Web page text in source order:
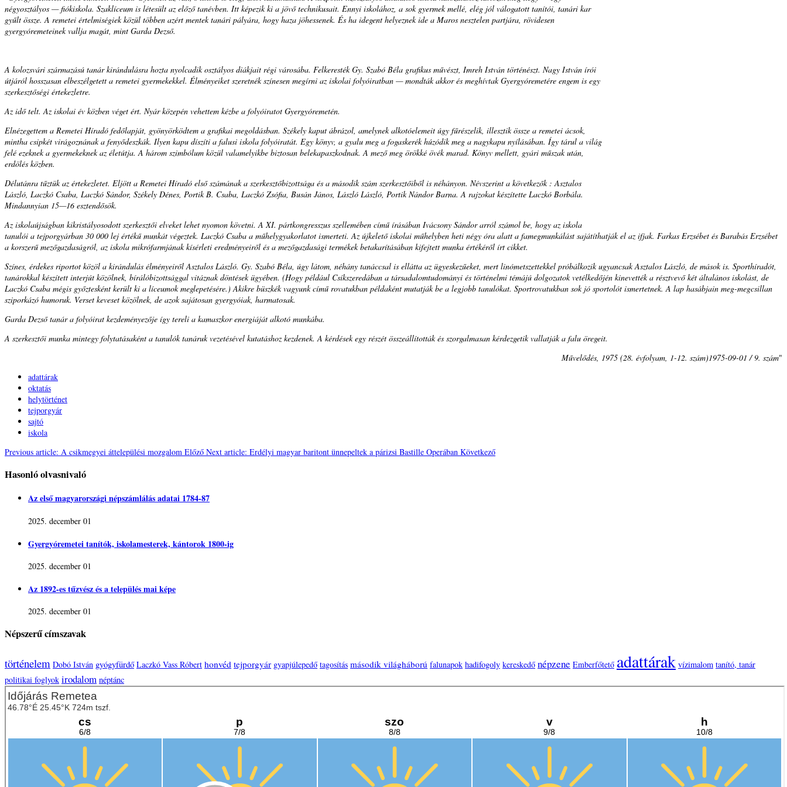
négyosztályos — fiókiskola. Szaklíceum is létesült az előző tanévben. Itt képezik ki a jövő technikusait. Ennyi iskolához, a sok gyermek mellé, elég jól válogatott tanítói, tanári kar
gyűlt össze. A remetei értelmiségiek közül többen azért mentek tanári pályára, hogy haza jöhessenek. És ha idegent helyeznek ide a Maros nesztelen partjára, rövidesen
gyergyóremeteinek vallja magát, mint Garda Dezső.
A kolozsvári származású tanár kirándulásra hozta nyolcadik osztályos diákjait régi városába. Felkeresték Gy. Szabó Béla grafikus művészt, Imreh István történészt. Nagy István írói
útjáról hosszasan elbeszélgetett a remetei gyermekekkel. Élményeiket szeretnék színesen megírni az iskolai folyóiratban — mondták akkor és meghívtak Gyergyóremetére engem is egy
szerkesztőségi értekezletre.
Az idő telt. Az iskolai év közben véget ért. Nyár közepén vehettem kézbe a folyóiratot Gyergyóremetén.
Elnézegettem a Remetei Híradó fedőlapját, gyönyörködtem a grafikai megoldásban. Székely kaput ábrázol, amelynek alkotóelemeit úgy fűrészelik, illesztik össze a remetei ácsok,
mintha csipkét virágoznának a fenyődeszkák. Ilyen kapu díszíti a falusi iskola folyóiratát. Egy könyv, a gyalu meg a fogaskerék húzódik meg a nagykapu nyílásában. Így tárul a világ
felé ezeknek a gyermekeknek az életútja. A három szimbólum közül valamelyikbe biztosan belekapaszkodnak. A mező meg örökké övék marad. Könyv mellett, gyári műszak után,
erdölés közben.
Délutánra tűztük az értekezletet. Eljött a Remetei Híradó első számának a szerkesztőbizottsága és a második szám szerkesztőiből is néhányon. Névszerint a következők : Asztalos
László, Laczkó Csaba, Laczkó Sándor, Székely Dénes, Portik B. Csaba, Laczkó Zsófia, Busán János, László László, Portik Nándor Barna. A rajzokat készítette Laczkó Borbála.
Mindannyian 15—16 esztendősök.
Az iskolaújságban kikristályosodott szerkesztői elveket lehet nyomon követni. A XI. pártkongresszus szellemében című írásában Ivácsony Sándor arról számol be, hogy az iskola
tanulói a tejporgyárban 30 000 lej értékű munkát végeztek. Laczkó Csaba a műhelygyakorlatot ismerteti. Az újkelető iskolai műhelyben heti négy óra alatt a famegmunkálást sajátíthatják el az ifjak. Farkas Erzsébet és Barabás Erzsébet
a korszerű mezőgazdaságról, az iskola mikrófarmjának kísérleti eredményeiről és a mezőgazdasági termékek betakarításában kifejtett munka értékéről írt cikket.
Színes, érdekes riportot közöl a kirándulás élményeiről Asztalos László. Gy. Szabó Béla, úgy látom, néhány tanáccsal is ellátta az ügyeskezűeket, mert linómetszettekkel próbálkozik ugyancsak Asztalos László, de mások is. Sporthíradót,
tanárokkal készített interjút közölnek, bírálóbizottsággal vitáznak döntések ügyében. (Hogy például Csíkszeredában a társadalomtudományi és történelmi témájú dolgozatok vetélkedőjén kinevették a résztvevő két általános iskolást, de
Laczkó Csaba mégis győztesként került ki a líceumok meglepetésére.) Akikre büszkék vagyunk című rovatukban példaként mutatják be a legjobb tanulókat. Sportrovatukban sok jó sportolót ismertetnek. A lap hasábjain meg-megcsillan
sziporkázó humoruk. Verset keveset közölnek, de azok sajátosan gyergyóiak, harmatosak.
Garda Dezső tanár a folyóirat kezdeményezője így tereli a kamaszkor energiáját alkotó munkába.
A szerkesztői munka mintegy folytatásaként a tanulók tanáruk vezetésével kutatáshoz kezdenek. A kérdések egy részét összeállították és szorgalmasan kérdezgetik vallatják a falu öregeit.
Művelődés, 1975 (28. évfolyam, 1-12. szám)1975-09-01 / 9. szám"
adattárak
oktatás
helytörténet
tejporgyár
sajtó
iskola
Previous article: A csikmegyei áttelepülési mozgalom Előző Next article: Erdélyi magyar baritont ünnepeltek a párizsi Bastille Operában Következő
Hasonló olvasnivaló
Az első magyarországi népszámlálás adatai 1784-87
2025. december 01
Gyergyóremetei tanítók, iskolamesterek, kántorok 1800-ig
2025. december 01
Az 1892-es tűzvész és a település mai képe
2025. december 01
Népszerű címszavak
történelem Dobó István gyógyfürdő Laczkó Vass Róbert honvéd tejporgyár gyapjúlepedő tagosítás második világháború falunapok hadifogoly kereskedő népzene Emberfőtető adattárak vízimalom tanító, tanár
politikai foglyok irodalom néptánc